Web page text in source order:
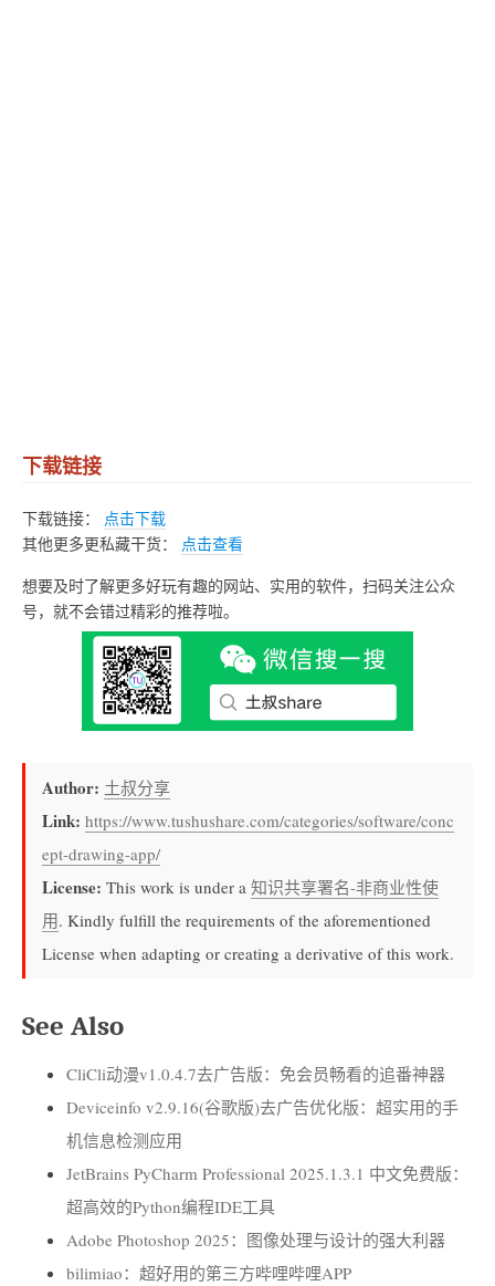
下载链接
下载链接：
点击下载
其他更多更私藏干货：
点击查看
想要及时了解更多好玩有趣的网站、实用的软件，扫码关注公众
号，就不会错过精彩的推荐啦。
Author: 土叔分享
Link: https://www.tushushare.com/categories/software/conc
ept-drawing-app/
License: This work is under a 知识共享署名-非商业性使
用. Kindly fulfill the requirements of the aforementioned
License when adapting or creating a derivative of this work.
See Also
CliCli动漫v1.0.4.7去广告版：免会员畅看的追番神器
Deviceinfo v2.9.16(谷歌版)去广告优化版：超实用的手
机信息检测应用
JetBrains PyCharm Professional 2025.1.3.1 中文免费版：
超高效的Python编程IDE工具
Adobe Photoshop 2025：图像处理与设计的强大利器
bilimiao：超好用的第三方哔哩哔哩APP